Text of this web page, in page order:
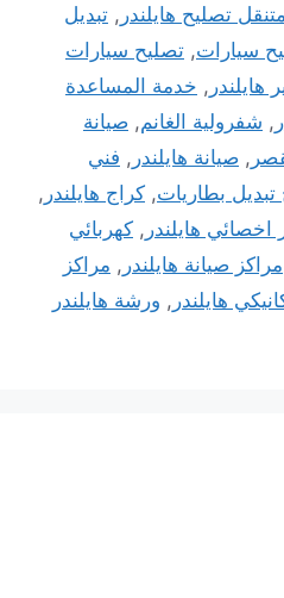
تصليح هايلندر , تبديل
سيارات, تصليح سيارات
هايلندر , خدمة المساعدة
, شفرولية الغانم, صيانة
, صيانة هايلندر , فني
تبديل بطاريات, كراج هايلندر ,
هايلندر , كهربائي
مراكز صيانة هايلندر , مراكز
هايلندر , ورشة هايلندر